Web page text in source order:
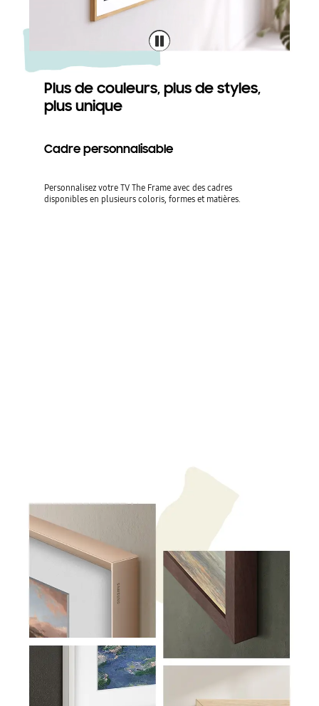
Plus de couleurs, plus de styles,
plus unique
Cadre personnalisable
Personnalisez votre TV The Frame avec des cadres
disponibles en plusieurs coloris, formes et matières.